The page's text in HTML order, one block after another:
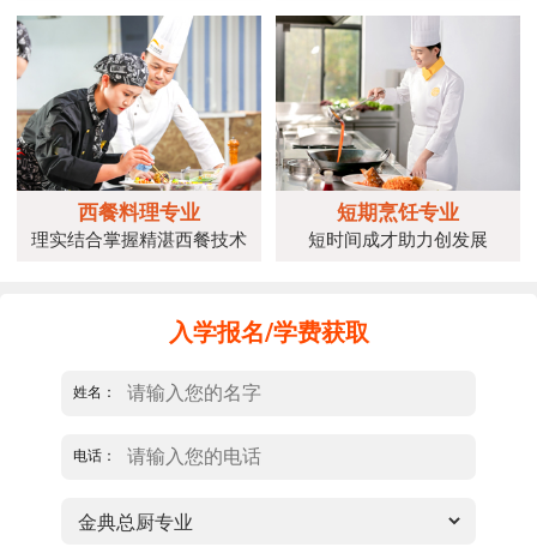
西餐料理专业
理实结合掌握精湛西餐技术
短期烹饪专业
短时间成才助力创发展
入学报名/学费获取
姓名：
电话：